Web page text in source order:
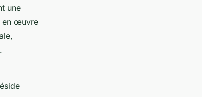
une
en œuvre